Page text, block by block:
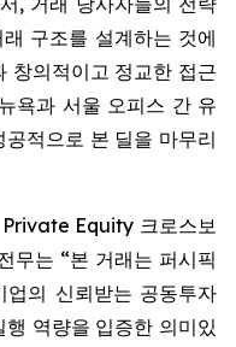
구조를 설계하는 것에
창의적이고 정교한 접근
욕과 서울 오피스 간 유
적으로 본 딜을 마무리
Private Equity 크로스보
무는 “본 거래는 퍼시픽
의 신뢰받는 공동투자
역량을 입증한 의미있